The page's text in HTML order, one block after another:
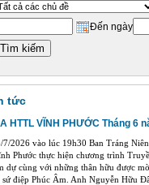
Đến ngày
tức
HTTL VĨNH PHƯỚC Tháng 6
7/2026 vào lúc 19h30 Ban Tráng
Phước thực hiện chương trình
dự cùng với những thân hữu được
điệp Phúc Âm. Anh Nguyễn Hữu